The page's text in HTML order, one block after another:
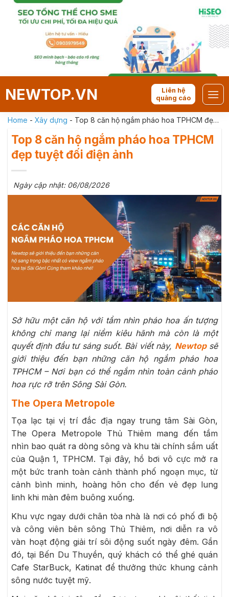
Skip
NEWTOP.VN
Liên hệ
quảng cáo
Home - Xây dựng - Top 8 căn hộ ngắm pháo hoa TPHCM đẹp
Top 8 căn hộ ngắm pháo hoa TPHCM
đẹp tuyệt đối điện ảnh
Ngày cập nhật: 06/08/2026
Sở hữu một căn hộ với tầm nhìn pháo hoa ấn tượng
không chỉ mang lại niềm kiêu hãnh mà còn là một
quyết định đầu tư sáng suốt. Bài viết này, Newtopsẽ
giới thiệu đến bạn những căn hộ ngắm pháo hoa
TPHCM – Nơi bạn có thể ngắm nhìn toàn cảnh pháo
hoa rực rỡ trên Sông Sài Gòn.
The Opera Metropole
Tọa lạc tại vị trí đắc địa ngay trung tâm Sài Gòn,
The Opera Metropole Thủ Thiêm mang đến tầm
nhìn bao quát ra dòng sông và khu tài chính sầm uất
của Quận 1, TPHCM. Tại đây, hồ bơi vô cực mở ra
một bức tranh toàn cảnh thành phố ngoạn mục, từ
cảnh bình minh, hoàng hôn cho đến vẻ đẹp lung
linh khi màn đêm buông xuống.
Khu vực ngay dưới chân tòa nhà là nơi có phố đi bộ
và công viên bên sông Thủ Thiêm, nơi diễn ra vô
vàn hoạt động giải trí sôi động suốt ngày đêm. Gần
đó, tại Bến Du Thuyền, quý khách có thể ghé quán
Cafe StarBuck, Katinat để thưởng thức khung cảnh
sông nước tuyệt mỹ.